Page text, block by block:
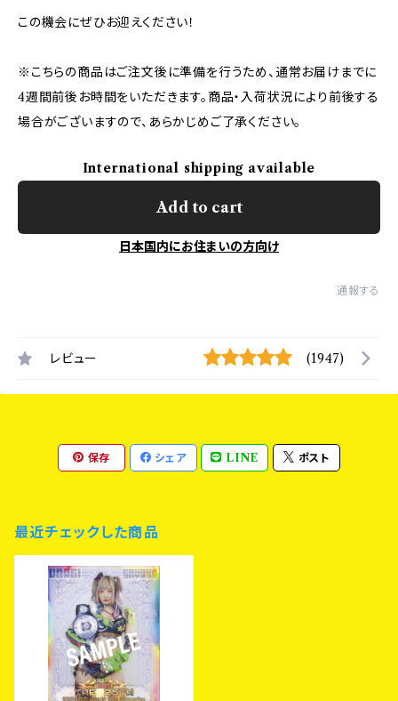
この機会にぜひお迎えください！
※こちらの商品はご注文後に準備を行うため、通常お届けまでに
4週間前後お時間をいただきます。商品・入荷状況により前後する
場合がございますので、あらかじめご了承ください。
International shipping available
Add to cart
日本国内にお住まいの方向け
通報する
レビュー (1947)
保存 シェア LINE ポスト
最近チェックした商品